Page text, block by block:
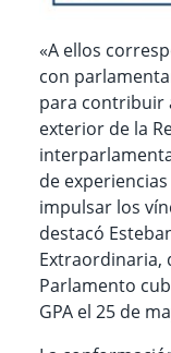
«A ellos
con
para contribuir
exterior de la
de
impulsar los
destacó
Extraordinaria,
Parlamento
GPA el 25 de